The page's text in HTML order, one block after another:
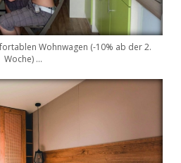
Wohnwagen (-10% ab der 2.
Woche) ...